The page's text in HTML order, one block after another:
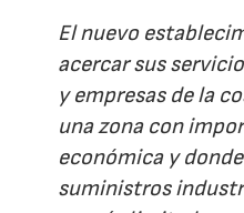
El nuevo
acercar sus
y empresas de la
una zona con
económica y
suministros